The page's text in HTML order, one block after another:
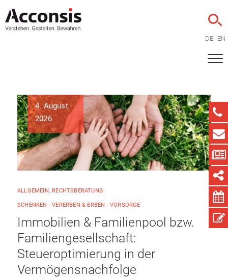
DE EN
4. August
2026
ALLGEMEIN, RECHTSBERATUNG
SCHENKEN - VERERBEN & ERBEN - VORSORGE
Immobilien & Familienpool bzw.
Familiengesellschaft:
Steueroptimierung in der
Vermögensnachfolge